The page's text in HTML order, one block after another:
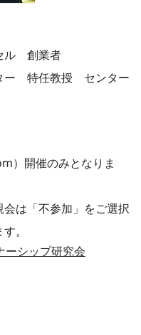
ル 創業者
ー 特任教授 センター
）開催のみとなりま
は「不参加」をご選択
。
ーシップ研究会